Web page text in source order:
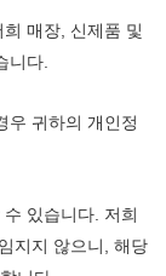
매장, 신제품 및
니다.
우 귀하의 개인정
있습니다. 저희
지지 않으니, 해당